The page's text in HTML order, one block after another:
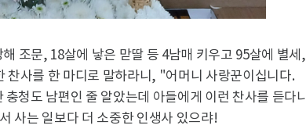
조문, 18살에 낳은 맏딸 등 4남매 키우고 95살에 별세,
찬사를 한 마디로 말하라니, "어머니 사랑꾼이십니다.
청도 남편인 줄 알았는데 아들에게 이런 찬사를 듣다니
사는 일보다 더 소중한 인생사 있으랴!